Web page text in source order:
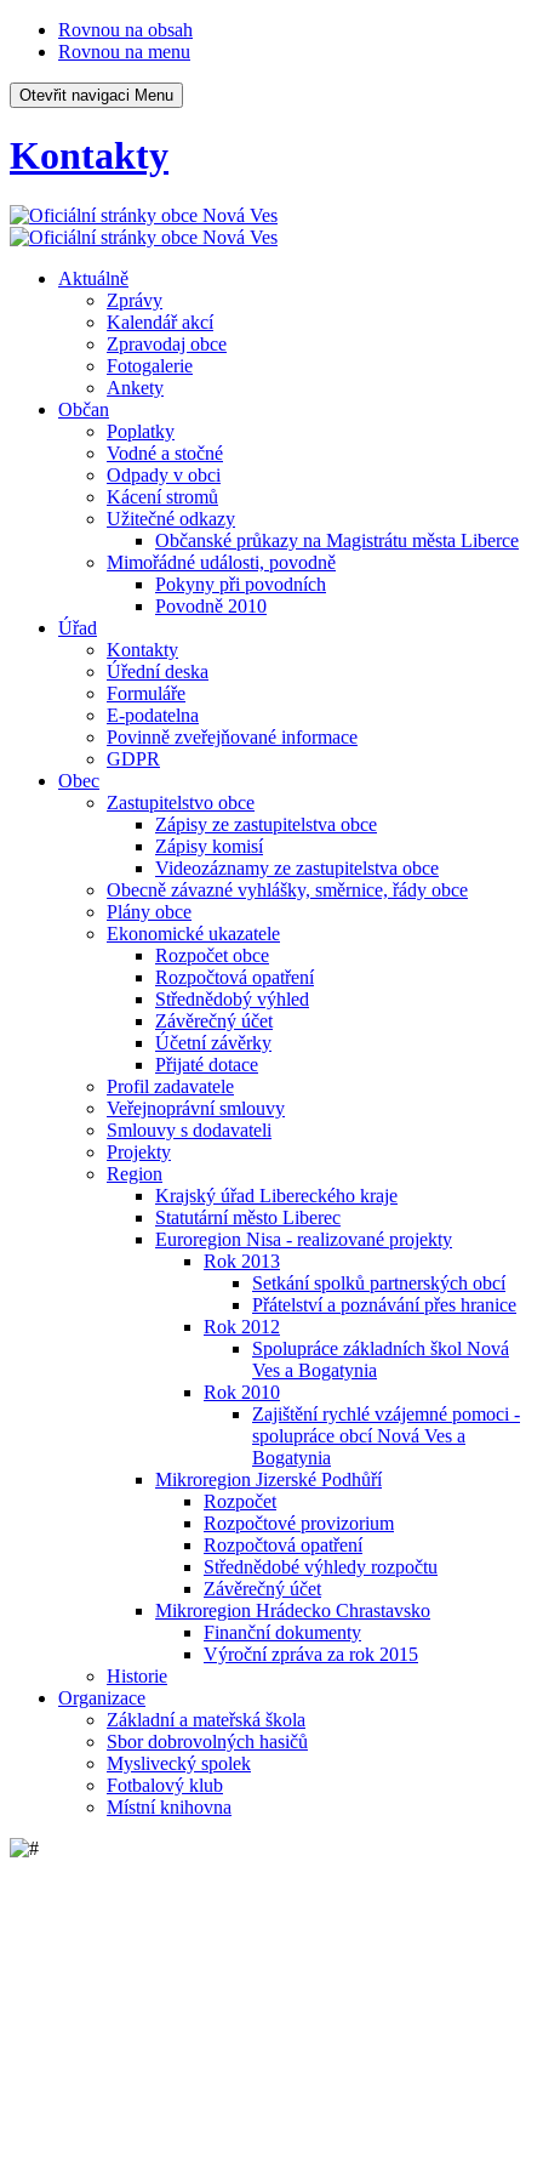
Rovnou na obsah
Rovnou na menu
Otevřit navigaci Menu
Kontakty
Aktuálně
Zprávy
Kalendář akcí
Zpravodaj obce
Fotogalerie
Ankety
Občan
Poplatky
Vodné a stočné
Odpady v obci
Kácení stromů
Užitečné odkazy
Občanské průkazy na Magistrátu města Liberce
Mimořádné události, povodně
Pokyny při povodních
Povodně 2010
Úřad
Kontakty
Úřední deska
Formuláře
E-podatelna
Povinně zveřejňované informace
GDPR
Obec
Zastupitelstvo obce
Zápisy ze zastupitelstva obce
Zápisy komisí
Videozáznamy ze zastupitelstva obce
Obecně závazné vyhlášky, směrnice, řády obce
Plány obce
Ekonomické ukazatele
Rozpočet obce
Rozpočtová opatření
Střednědobý výhled
Závěrečný účet
Účetní závěrky
Přijaté dotace
Profil zadavatele
Veřejnoprávní smlouvy
Smlouvy s dodavateli
Projekty
Region
Krajský úřad Libereckého kraje
Statutární město Liberec
Euroregion Nisa - realizované projekty
Rok 2013
Setkání spolků partnerských obcí
Přátelství a poznávání přes hranice
Rok 2012
Spolupráce základních škol Nová
Ves a Bogatynia
Rok 2010
Zajištění rychlé vzájemné pomoci -
spolupráce obcí Nová Ves a
Bogatynia
Mikroregion Jizerské Podhůří
Rozpočet
Rozpočtové provizorium
Rozpočtová opatření
Střednědobé výhledy rozpočtu
Závěrečný účet
Mikroregion Hrádecko Chrastavsko
Finanční dokumenty
Výroční zpráva za rok 2015
Historie
Organizace
Základní a mateřská škola
Sbor dobrovolných hasičů
Myslivecký spolek
Fotbalový klub
Místní knihovna